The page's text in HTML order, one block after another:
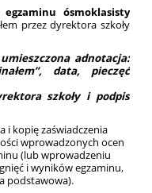
ósmoklasisty
przez dyrektora szkoły
adnotacja:
data, pieczęć
szkoły i podpis
i kopię zaświadczenia
wprowadzonych ocen
(lub wprowadzeniu
i wyników egzaminu,
podstawowa).